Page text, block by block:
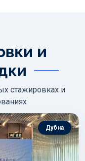
и
стажировках и
Дубна